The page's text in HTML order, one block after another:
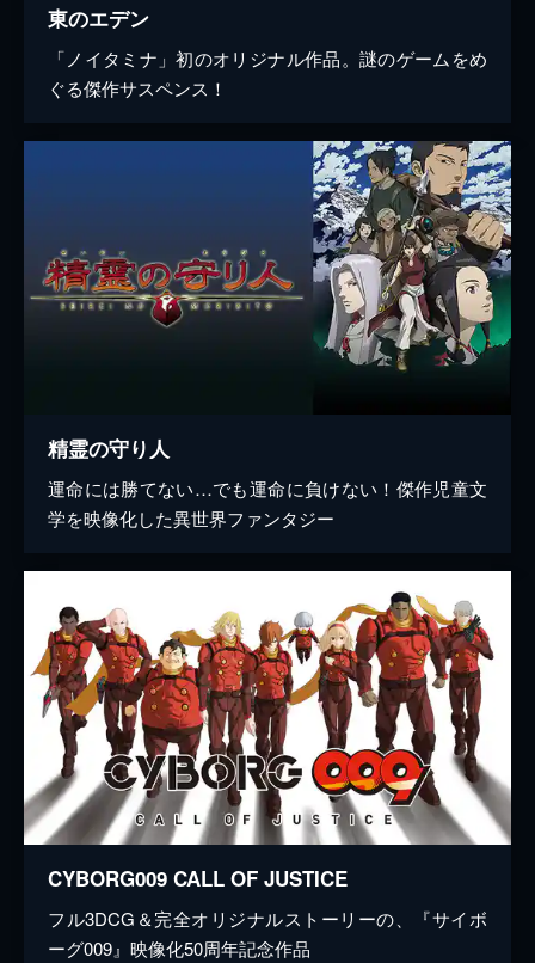
東のエデン
「ノイタミナ」初のオリジナル作品。謎のゲームをめ
ぐる傑作サスペンス！
精霊の守り人
運命には勝てない…でも運命に負けない！傑作児童文
学を映像化した異世界ファンタジー
CYBORG009 CALL OF JUSTICE
フル3DCG＆完全オリジナルストーリーの、『サイボ
ーグ009』映像化50周年記念作品